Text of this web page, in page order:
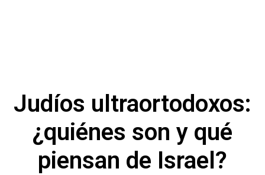
Judíos ultraortodoxos:
¿quiénes son y qué
piensan de Israel?